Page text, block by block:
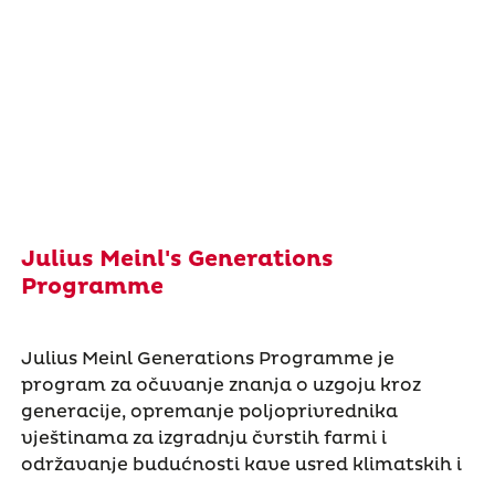
Julius Meinl's Generations
Programme
Julius Meinl Generations Programme je
program za očuvanje znanja o uzgoju kroz
generacije, opremanje poljoprivrednika
vještinama za izgradnju čvrstih farmi i
održavanje budućnosti kave usred klimatskih i